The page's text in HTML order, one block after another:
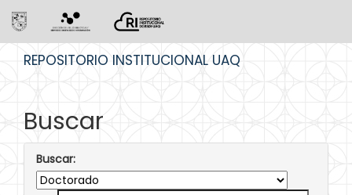
REPOSITORIO INSTITUCIONAL UAQ
Buscar
Buscar: